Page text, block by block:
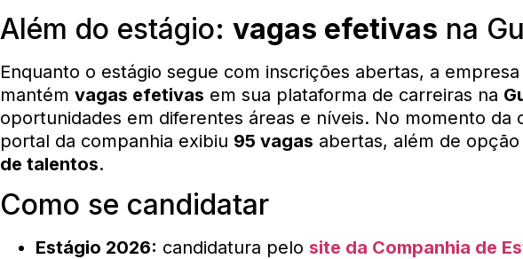
Além do estágio: vagas efetivas na
Enquanto o estágio segue com inscrições abertas, a
mantém vagas efetivas em sua plataforma de carreiras na
oportunidades em diferentes áreas e níveis. No momento da
portal da companhia exibiu 95 vagas abertas, além de
de talentos.
Como se candidatar
Estágio 2026: candidatura pelo site da Companhia de